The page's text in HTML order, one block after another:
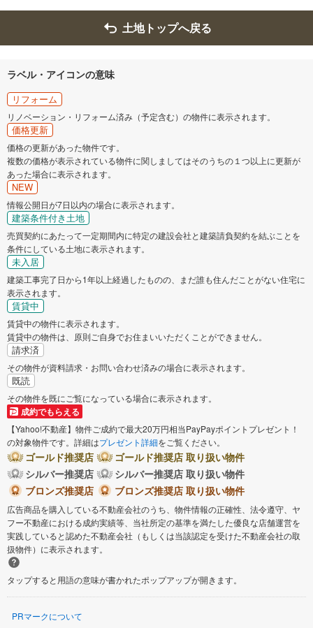
土地トップへ戻る
ラベル・アイコンの意味
リフォーム
リノベーション・リフォーム済み（予定含む）の物件に表示されます。
価格更新
価格の更新があった物件です。
複数の価格が表示されている物件に関しましてはそのうちの１つ以上に更新が
あった場合に表示されます。
NEW
情報公開日が7日以内の場合に表示されます。
建築条件付き土地
売買契約にあたって一定期間内に特定の建設会社と建築請負契約を結ぶことを
条件にしている土地に表示されます。
未入居
建築工事完了日から1年以上経過したものの、まだ誰も住んだことがない住宅に
表示されます。
賃貸中
賃貸中の物件に表示されます。
賃貸中の物件は、原則ご自身でお住まいいただくことができません。
請求済
その物件が資料請求・お問い合わせ済みの場合に表示されます。
既読
その物件を既にご覧になっている場合に表示されます。
成約でもらえる
【Yahoo!不動産】物件ご成約で最大20万円相当PayPayポイントプレゼント！
の対象物件です。詳細はプレゼント詳細をご覧ください。
ゴールド推奨店
ゴールド推奨店 取り扱い物件
シルバー推奨店
シルバー推奨店 取り扱い物件
ブロンズ推奨店
ブロンズ推奨店 取り扱い物件
広告商品を購入している不動産会社のうち、物件情報の正確性、法令遵守、ヤ
フー不動産における成約実績等、当社所定の基準を満たした優良な店舗運営を
実践していると認めた不動産会社（もしくは当該認定を受けた不動産会社の取
扱物件）に表示されます。
タップすると用語の意味が書かれたポップアップが開きます。
PRマークについて